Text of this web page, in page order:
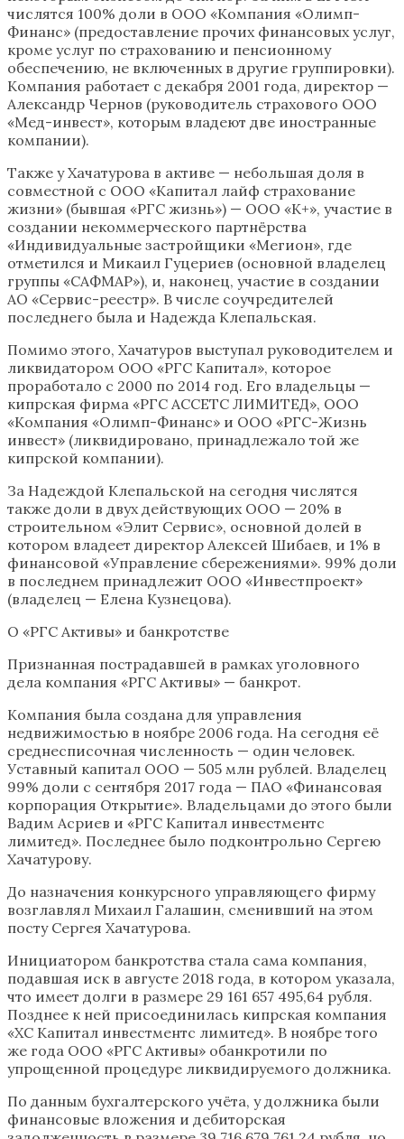
числятся 100% доли в ООО «Компания «Олимп-
Финанс» (предоставление прочих финансовых услуг,
кроме услуг по страхованию и пенсионному
обеспечению, не включенных в другие группировки).
Компания работает с декабря 2001 года, директор —
Александр Чернов (руководитель страхового ООО
«Мед-инвест», которым владеют две иностранные
компании).
Также у Хачатурова в активе — небольшая доля в
совместной с ООО «Капитал лайф страхование
жизни» (бывшая «РГС жизнь») — ООО «К+», участие в
создании некоммерческого партнёрства
«Индивидуальные застройщики «Мегион», где
отметился и Микаил Гуцериев (основной владелец
группы «САФМАР»), и, наконец, участие в создании
АО «Сервис-реестр». В числе соучредителей
последнего была и Надежда Клепальская.
Помимо этого, Хачатуров выступал руководителем и
ликвидатором ООО «РГС Капитал», которое
проработало с 2000 по 2014 год. Его владельцы —
кипрская фирма «РГС АССЕТС ЛИМИТЕД», ООО
«Компания «Олимп-Финанс» и ООО «РГС-Жизнь
инвест» (ликвидировано, принадлежало той же
кипрской компании).
За Надеждой Клепальской на сегодня числятся
также доли в двух действующих ООО — 20% в
строительном «Элит Сервис», основной долей в
котором владеет директор Алексей Шибаев, и 1% в
финансовой «Управление сбережениями». 99% доли
в последнем принадлежит ООО «Инвестпроект»
(владелец — Елена Кузнецова).
О «РГС Активы» и банкротстве
Признанная пострадавшей в рамках уголовного
дела компания «РГС Активы» — банкрот.
Компания была создана для управления
недвижимостью в ноябре 2006 года. На сегодня её
среднесписочная численность — один человек.
Уставный капитал ООО — 505 млн рублей. Владелец
99% доли с сентября 2017 года — ПАО «Финансовая
корпорация Открытие». Владельцами до этого были
Вадим Асриев и «РГС Капитал инвестментс
лимитед». Последнее было подконтрольно Сергею
Хачатурову.
До назначения конкурсного управляющего фирму
возглавлял Михаил Галашин, сменивший на этом
посту Сергея Хачатурова.
Инициатором банкротства стала сама компания,
подавшая иск в августе 2018 года, в котором указала,
что имеет долги в размере 29 161 657 495,64 рубля.
Позднее к ней присоединилась кипрская компания
«ХС Капитал инвестментс лимитед». В ноябре того
же года ООО «РГС Активы» обанкротили по
упрощенной процедуре ликвидируемого должника.
По данным бухгалтерского учёта, у должника были
финансовые вложения и дебиторская